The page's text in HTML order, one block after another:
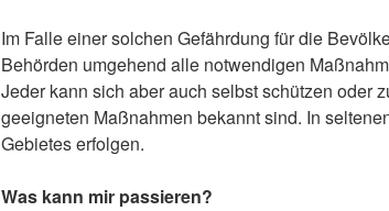
Im Falle einer solchen Gefährdung für die
Behörden umgehend alle notwendigen
Jeder kann sich aber auch selbst schützen oder
geeigneten Maßnahmen bekannt sind. In
Gebietes erfolgen.
Was kann mir passieren?